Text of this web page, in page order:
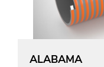
ALABAMA